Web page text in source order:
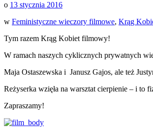
o 13 stycznia 2016
w Feministyczne wieczory filmowe, Krąg
Tym razem Krąg Kobiet filmowy!
W ramach naszych cyklicznych prywatnych
Maja Ostaszewska i Janusz Gajos, ale też
Reżyserka wzięła na warsztat cierpienie – i to
Zapraszamy!